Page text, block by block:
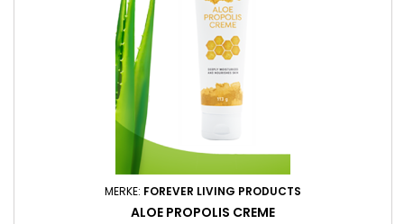
MERKE: FOREVER LIVING PRODUCTS
ALOE PROPOLIS CREME